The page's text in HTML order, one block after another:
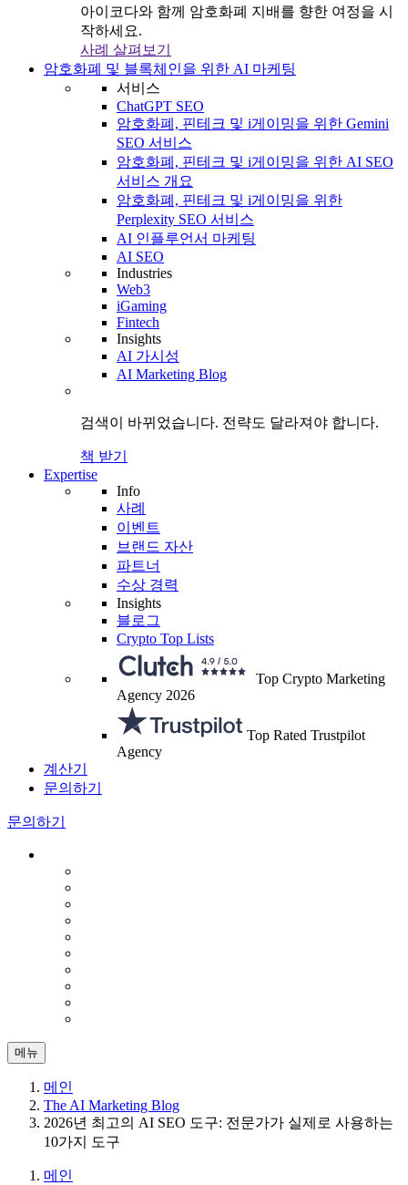
아이코다와 함께 암호화폐 지배를 향한 여정을 시
작하세요.
사례 살펴보기
암호화폐 및 블록체인을 위한 AI 마케팅
서비스
ChatGPT SEO
암호화폐, 핀테크 및 i게이밍을 위한 Gemini
SEO 서비스
암호화폐, 핀테크 및 i게이밍을 위한 AI SEO
서비스 개요
암호화폐, 핀테크 및 i게이밍을 위한
Perplexity SEO 서비스
AI 인플루언서 마케팅
AI SEO
Industries
Web3
iGaming
Fintech
Insights
AI 가시성
AI Marketing Blog
검색이 바뀌었습니다. 전략도 달라져야 합니다.
책 받기
Expertise
Info
사례
이벤트
브랜드 자산
파트너
수상 경력
Insights
블로그
Crypto Top Lists
Top Crypto Marketing
Agency 2026
Top Rated Trustpilot
Agency
계산기
문의하기
문의하기
메뉴
메인
The AI Marketing Blog
2026년 최고의 AI SEO 도구: 전문가가 실제로 사용하는
10가지 도구
메인